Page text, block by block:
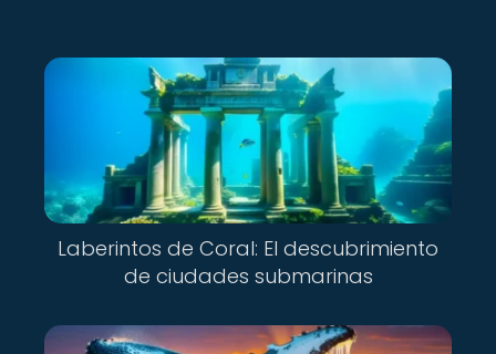
Laberintos de Coral: El descubrimiento
de ciudades submarinas